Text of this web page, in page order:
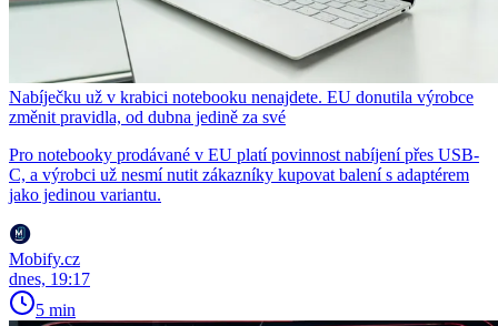
Nabíječku už v krabici notebooku nenajdete. EU donutila výrobce
změnit pravidla, od dubna jedině za své
Pro notebooky prodávané v EU platí povinnost nabíjení přes USB-
C, a výrobci už nesmí nutit zákazníky kupovat balení s adaptérem
jako jedinou variantu.
Mobify.cz
dnes, 19:17
5 min